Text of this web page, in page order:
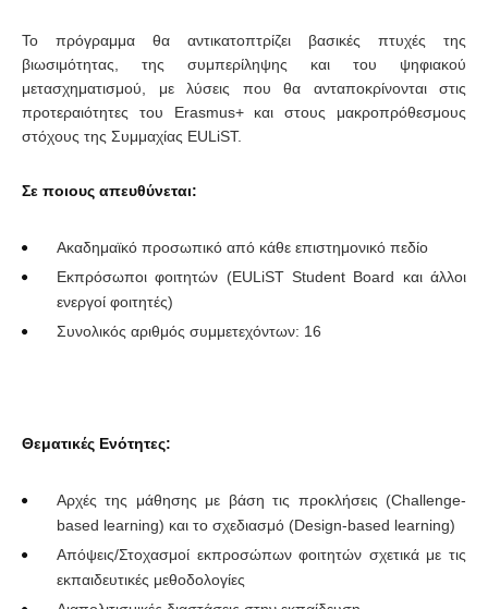
Το πρόγραμμα θα αντικατοπτρίζει βασικές πτυχές της
βιωσιμότητας, της συμπερίληψης και του ψηφιακού
μετασχηματισμού, με λύσεις που θα ανταποκρίνονται στις
προτεραιότητες του Erasmus+ και στους μακροπρόθεσμους
στόχους της Συμμαχίας EULiST.
Σε ποιους απευθύνεται:
Ακαδημαϊκό προσωπικό από κάθε επιστημονικό πεδίο
Εκπρόσωποι φοιτητών (EULiST Student Board και άλλοι
ενεργοί φοιτητές)
Συνολικός αριθμός συμμετεχόντων: 16
Θεματικές Ενότητες:
Αρχές της μάθησης με βάση τις προκλήσεις (Challenge-
based learning) και το σχεδιασμό (Design-based learning)
Απόψεις/Στοχασμοί εκπροσώπων φοιτητών σχετικά με τις
εκπαιδευτικές μεθοδολογίες